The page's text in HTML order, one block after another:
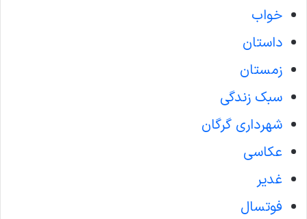
خواب
داستان
زمستان
سبک زندگی
شهرداری گرگان
عکاسی
غدیر
فوتسال